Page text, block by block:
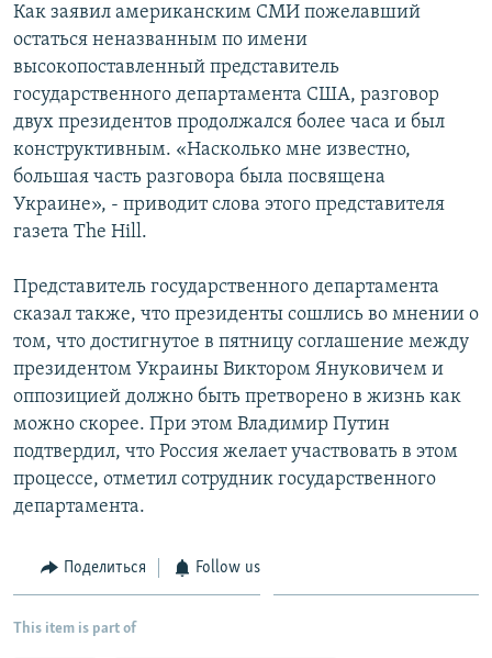
Как заявил американским СМИ пожелавший
остаться неназванным по имени
высокопоставленный представитель
государственного департамента США, разговор
двух президентов продолжался более часа и был
конструктивным. «Насколько мне известно,
большая часть разговора была посвящена
Украине», - приводит слова этого представителя
газета The Hill.
Представитель государственного департамента
сказал также, что президенты сошлись во мнении о
том, что достигнутое в пятницу соглашение между
президентом Украины Виктором Януковичем и
оппозицией должно быть претворено в жизнь как
можно скорее. При этом Владимир Путин
подтвердил, что Россия желает участвовать в этом
процессе, отметил сотрудник государственного
департамента.
Поделиться Follow us
This item is part of